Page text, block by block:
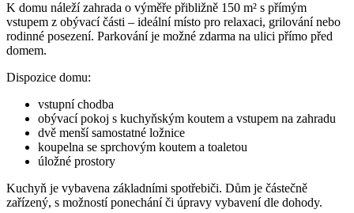
K domu náleží zahrada o výměře přibližně 150 m² s přímým
vstupem z obývací části – ideální místo pro relaxaci, grilování nebo
rodinné posezení. Parkování je možné zdarma na ulici přímo před
domem.
Dispozice domu:
vstupní chodba
obývací pokoj s kuchyňským koutem a vstupem na zahradu
dvě menší samostatné ložnice
koupelna se sprchovým koutem a toaletou
úložné prostory
Kuchyň je vybavena základními spotřebiči. Dům je částečně
zařízený, s možností ponechání či úpravy vybavení dle dohody.